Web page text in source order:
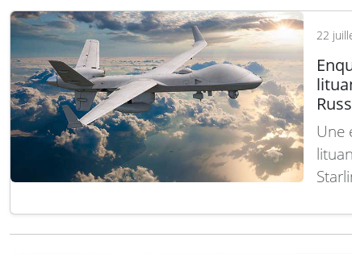
22
Une